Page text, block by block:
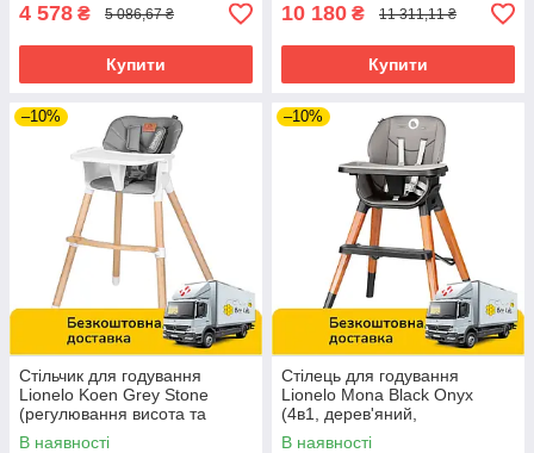
4 578 ₴ 5 086,67 ₴
Купити
10 180 ₴ 11 311,11 ₴
Купити
–10%
Стільчик для годування
Lionelo Koen Grey Stone
(регулювання висота та
підніжки) Сірий
В наявності
–10%
Стілець для годування
Lionelo Mona Black Onyx
(4в1, дерев'яний,
регулювання висоти) Чорний
В наявності